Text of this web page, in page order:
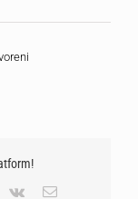
Vk Email